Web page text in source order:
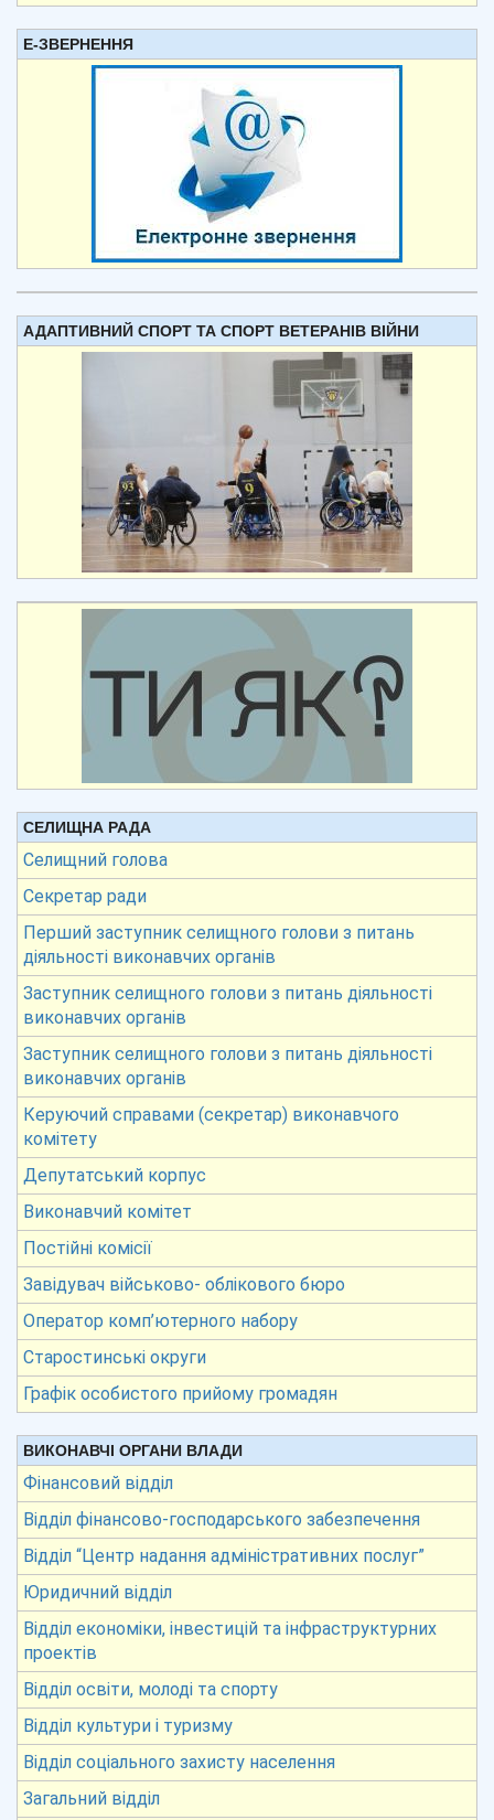
Е-ЗВЕРНЕННЯ
АДАПТИВНИЙ СПОРТ ТА СПОРТ ВЕТЕРАНІВ ВІЙНИ
СЕЛИЩНА РАДА
Селищний голова
Секретар ради
Перший заступник селищного голови з питань
діяльності виконавчих органів
Заступник селищного голови з питань діяльності
виконавчих органів
Заступник селищного голови з питань діяльності
виконавчих органів
Керуючий справами (секретар) виконавчого
комітету
Депутатський корпус
Виконавчий комітет
Постійні комісії
Завідувач військово- облікового бюро
Оператор комп’ютерного набору
Старостинські округи
Графік особистого прийому громадян
ВИКОНАВЧІ ОРГАНИ ВЛАДИ
Фінансовий відділ
Відділ фінансово-господарського забезпечення
Відділ “Центр надання адміністративних послуг”
Юридичний відділ
Відділ економіки, інвестицій та інфраструктурних
проектів
Відділ освіти, молоді та спорту
Відділ культури і туризму
Відділ соціального захисту населення
Загальний відділ